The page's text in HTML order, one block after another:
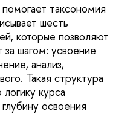
таксономия
шесть
которые позволяют
за шагом: усвоение
анализ,
Такая структура
курса
освоения